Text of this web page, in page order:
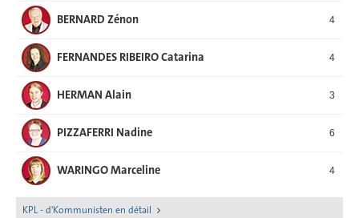
BERNARD Zénon 4
FERNANDES RIBEIRO Catarina 4
HERMAN Alain 3
PIZZAFERRI Nadine 6
WARINGO Marceline 4
KPL - d'Kommunisten en détail